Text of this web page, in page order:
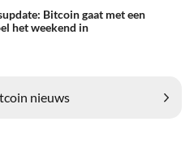
Bitcoin gaat met een
het weekend in
nieuws